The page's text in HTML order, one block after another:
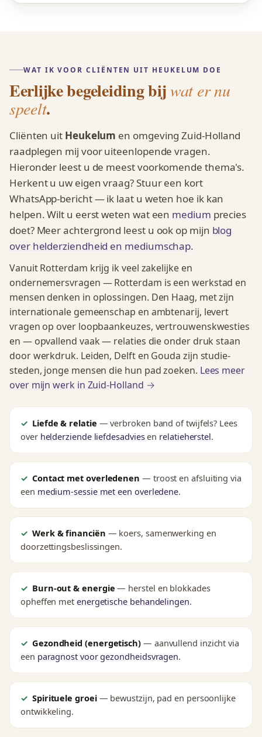
WAT IK VOOR CLIËNTEN UIT HEUKELUM DOE
Eerlijke begeleiding bijwat er nu
speelt.
Cliënten uit Heukelum en omgeving Zuid-Holland
raadplegen mij voor uiteenlopende vragen.
Hieronder leest u de meest voorkomende thema's.
Herkent u uw eigen vraag? Stuur een kort
WhatsApp-bericht — ik laat u weten hoe ik kan
helpen. Wilt u eerst weten wat een medium precies
doet? Meer achtergrond leest u ook op mijn blog
over helderziendheid en mediumschap.
Vanuit Rotterdam krijg ik veel zakelijke en
ondernemers­vragen — Rotterdam is een werkstad en
mensen denken in oplossingen. Den Haag, met zijn
internationale gemeenschap en ambtenarij, levert
vragen op over loopbaankeuzes, vertrouwens­kwesties
en — opvallend vaak — relaties die onder druk staan
door werkdruk. Leiden, Delft en Gouda zijn studie­
steden, jonge mensen die hun pad zoeken. Lees meer
over mijn werk in Zuid-Holland →
Liefde & relatie — verbroken band of twijfels? Lees
over helderziende liefdesadviesen relatieherstel.
Contact met overledenen — troost en afsluiting via
een medium-sessie met een overledene.
Werk & financiën — koers, samenwerking en
doorzettingsbeslissingen.
Burn-out & energie — herstel en blokkades
opheffen met energetische behandelingen.
Gezondheid (energetisch) — aanvullend inzicht via
een paragnost voor gezondheidsvragen.
Spirituele groei— bewustzijn, pad en persoonlijke
ontwikkeling.